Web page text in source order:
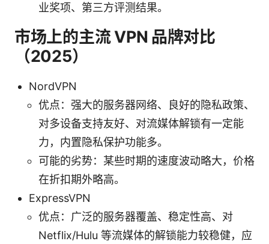
业奖项、第三方评测结果。
市场上的主流 VPN 品牌对比
（2025）
NordVPN
优点：强大的服务器网络、良好的隐私政策、
对多设备支持友好、对流媒体解锁有一定能
力，内置隐私保护功能多。
可能的劣势：某些时期的速度波动略大，价格
在折扣期外略高。
ExpressVPN
优点：广泛的服务器覆盖、稳定性高、对
Netflix/Hulu 等流媒体的解锁能力较稳健，应